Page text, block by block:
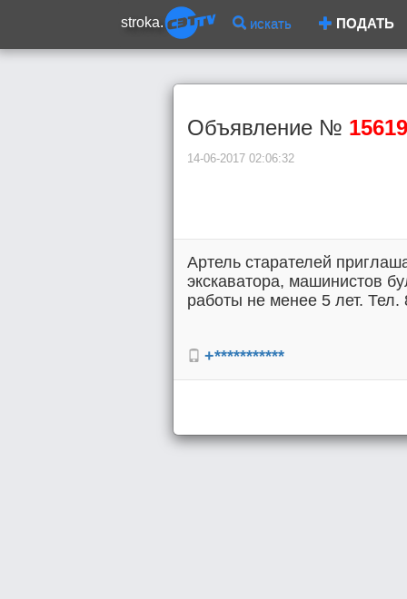
stroka. искать ПОДАТЬ
Объявление № 15619
14-06-2017 02:06:32
Артель старателей
экскаватора, машинистов
работы не менее 5 лет.
+***********